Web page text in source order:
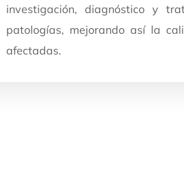
investigación, diagnóstico y
patologías, mejorando así la
afectadas.